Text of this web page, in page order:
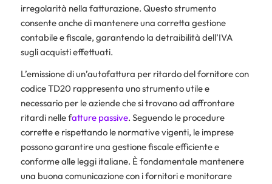
irregolarità nella fatturazione. Questo strumento
consente anche di mantenere una corretta gestione
contabile e fiscale, garantendo la detraibilità dell’IVA
sugli acquisti effettuati.
L’emissione di un’autofattura per ritardo del fornitore con
codice TD20 rappresenta uno strumento utile e
necessario per le aziende che si trovano ad affrontare
ritardi nelle fatture passive. Seguendo le procedure
corrette e rispettando le normative vigenti, le imprese
possono garantire una gestione fiscale efficiente e
conforme alle leggi italiane. È fondamentale mantenere
una buona comunicazione con i fornitori e monitorare